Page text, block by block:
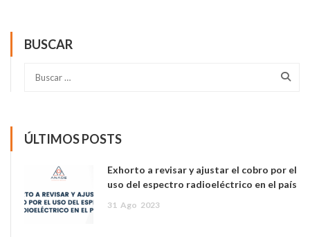
BUSCAR
ÚLTIMOS POSTS
Exhorto a revisar y ajustar el cobro por el
uso del espectro radioeléctrico en el país
31 Ago 2023